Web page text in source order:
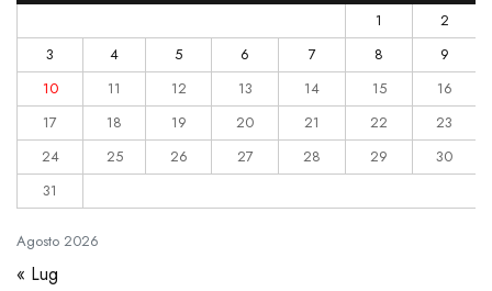
Agosto 2026
1
2
3
4 5 6 7 8
9
10
11 12 13 14 15
16
17
18 19 20 21 22
23
24
25 26 27 28 29
30
31
« Lug